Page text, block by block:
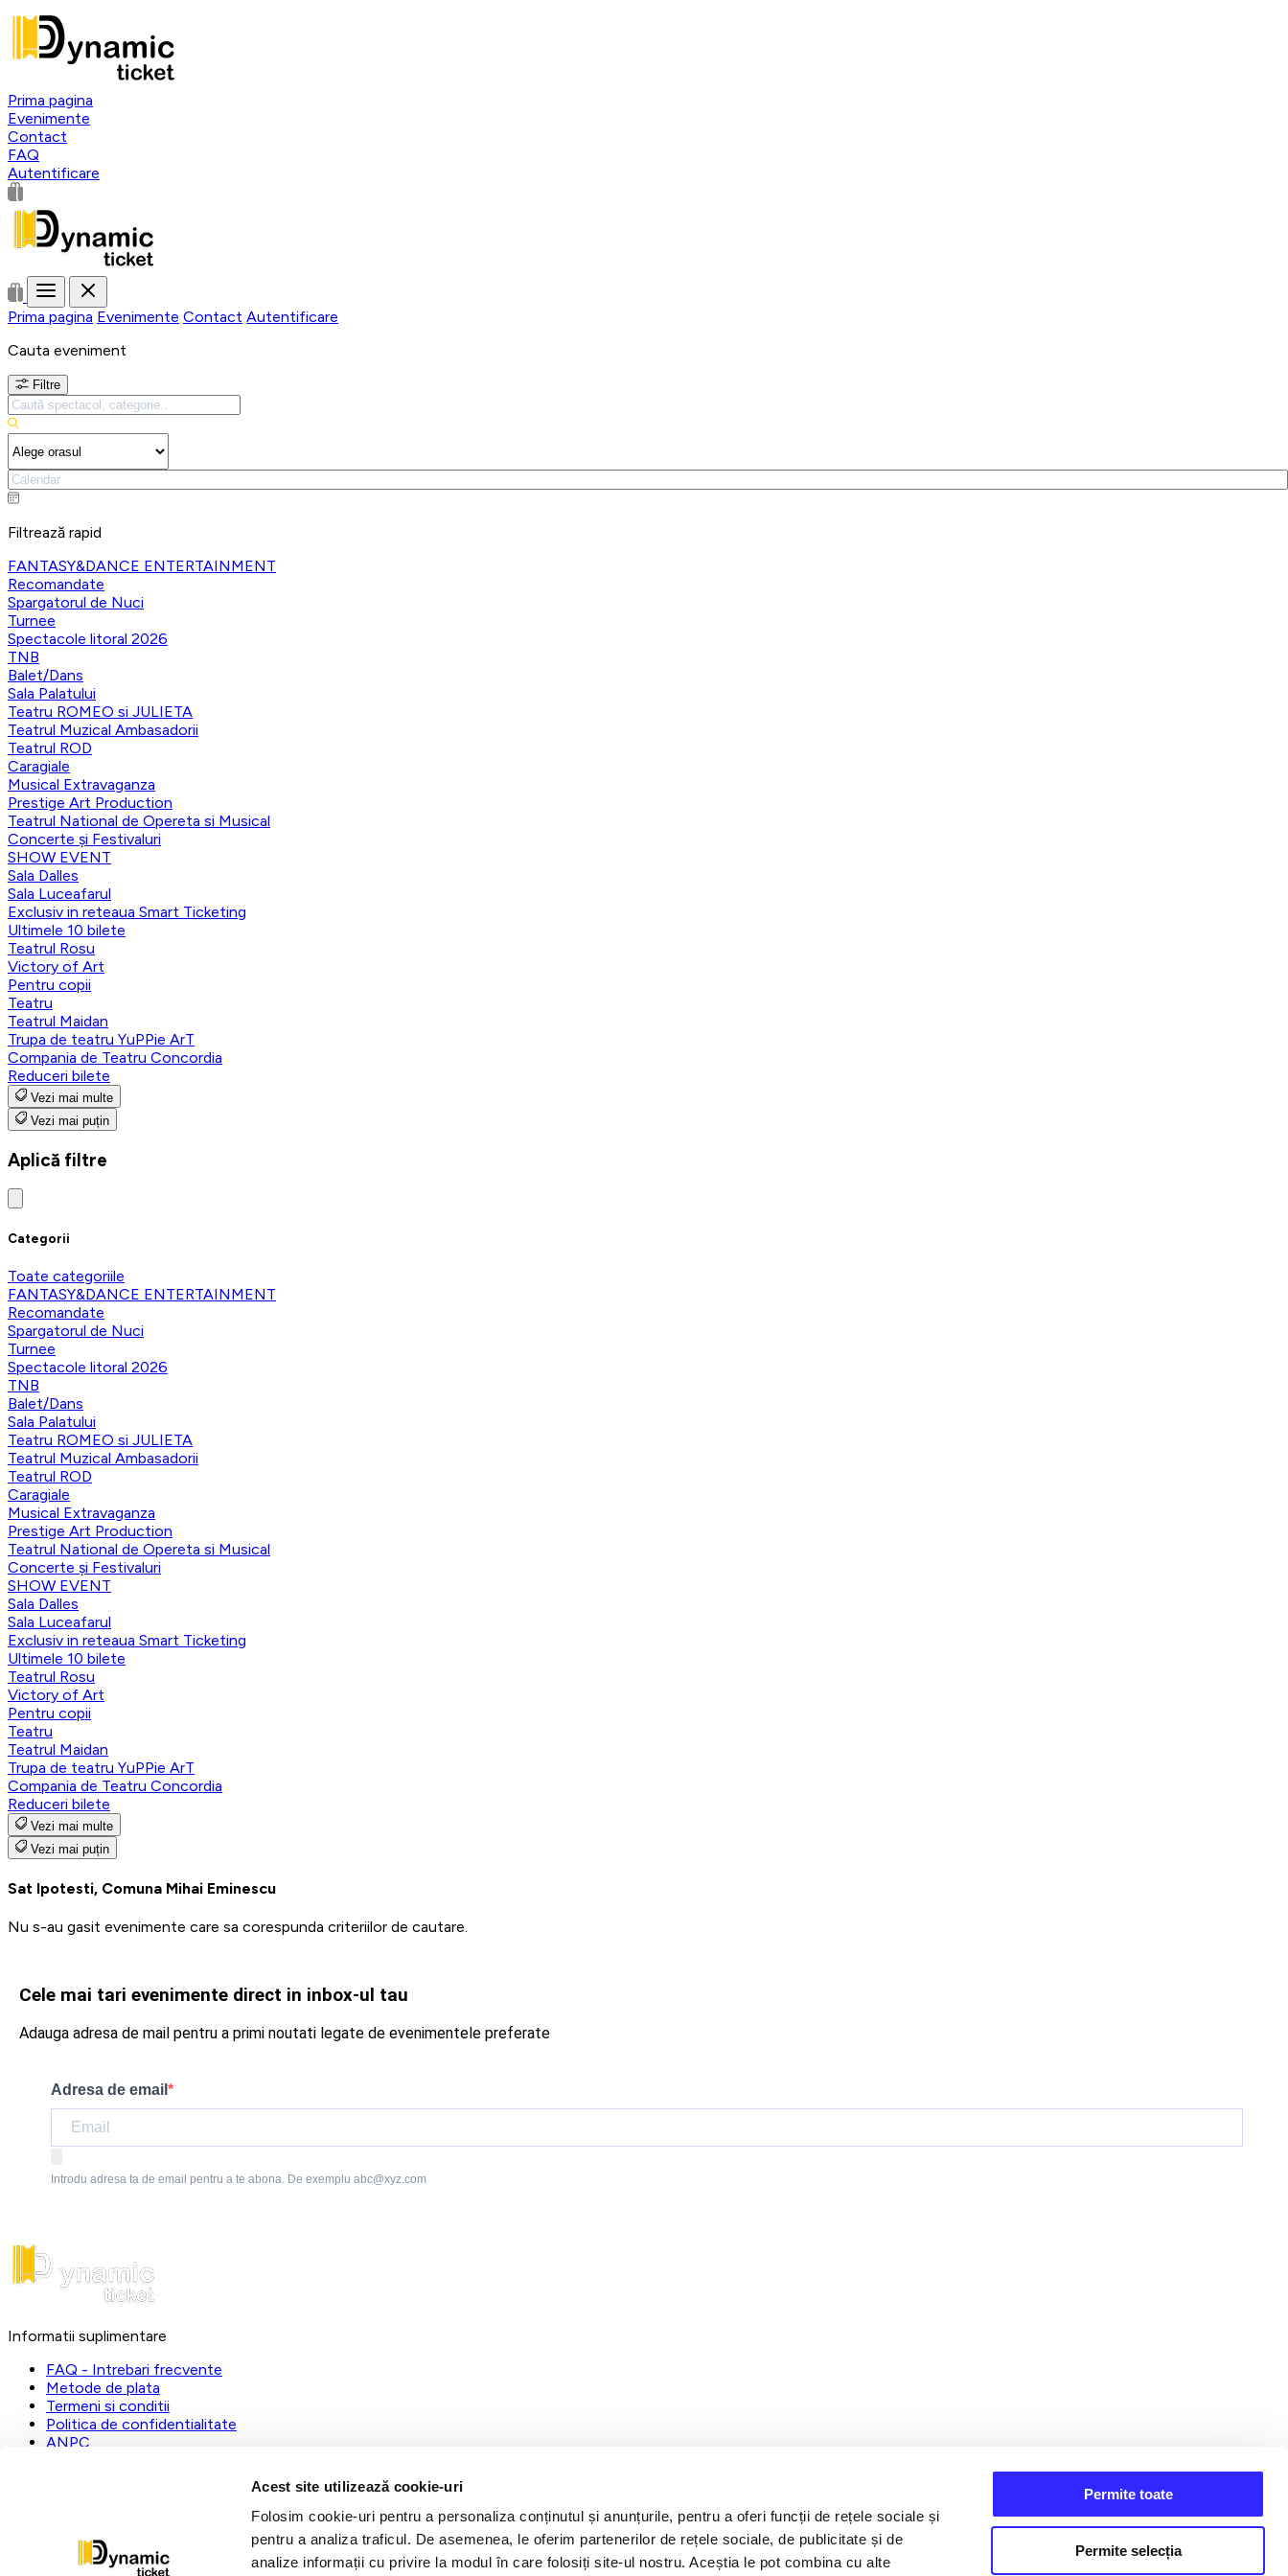
Acest site utilizează cookie-uri
Folosim cookie-uri pentru a personaliza conținutul și anunțurile, pentru a oferi funcții de rețele sociale și
pentru a analiza traficul. De asemenea, le oferim partenerilor de rețele sociale, de publicitate și de
analize informații cu privire la modul în care folosiți site-ul nostru. Aceștia le pot combina cu alte
Permite toate
Permite selecția
Prima pagina
Evenimente
Contact
FAQ
Autentificare
Prima pagina Evenimente Contact Autentificare
Cauta eveniment
Filtre
Filtrează rapid
FANTASY&DANCE ENTERTAINMENT
Recomandate
Spargatorul de Nuci
Turnee
Spectacole litoral 2026
TNB
Balet/Dans
Sala Palatului
Teatru ROMEO si JULIETA
Teatrul Muzical Ambasadorii
Teatrul ROD
Caragiale
Musical Extravaganza
Prestige Art Production
Teatrul National de Opereta si Musical
Concerte și Festivaluri
SHOW EVENT
Sala Dalles
Sala Luceafarul
Exclusiv in reteaua Smart Ticketing
Ultimele 10 bilete
Teatrul Rosu
Victory of Art
Pentru copii
Teatru
Teatrul Maidan
Trupa de teatru YuPPie ArT
Compania de Teatru Concordia
Reduceri bilete
Vezi mai multe
Vezi mai puțin
Aplică filtre
Categorii
Toate categoriile
FANTASY&DANCE ENTERTAINMENT
Recomandate
Spargatorul de Nuci
Turnee
Spectacole litoral 2026
TNB
Balet/Dans
Sala Palatului
Teatru ROMEO si JULIETA
Teatrul Muzical Ambasadorii
Teatrul ROD
Caragiale
Musical Extravaganza
Prestige Art Production
Teatrul National de Opereta si Musical
Concerte și Festivaluri
SHOW EVENT
Sala Dalles
Sala Luceafarul
Exclusiv in reteaua Smart Ticketing
Ultimele 10 bilete
Teatrul Rosu
Victory of Art
Pentru copii
Teatru
Teatrul Maidan
Trupa de teatru YuPPie ArT
Compania de Teatru Concordia
Reduceri bilete
Vezi mai multe
Vezi mai puțin
Sat Ipotesti, Comuna Mihai Eminescu
Nu s-au gasit evenimente care sa corespunda criteriilor de cautare.
Cele mai tari evenimente direct in inbox-ul tau
Adauga adresa de mail pentru a primi noutati legate de evenimentele preferate
Adresa de email
Introdu adresa ta de email pentru a te abona. De exemplu abc@xyz.com
Informatii suplimentare
FAQ - Intrebari frecvente
Metode de plata
Termeni si conditii
Politica de confidentialitate
ANPC
J23/1019/2023
09:00 - 17:00
dynamic@ticketstore.ro